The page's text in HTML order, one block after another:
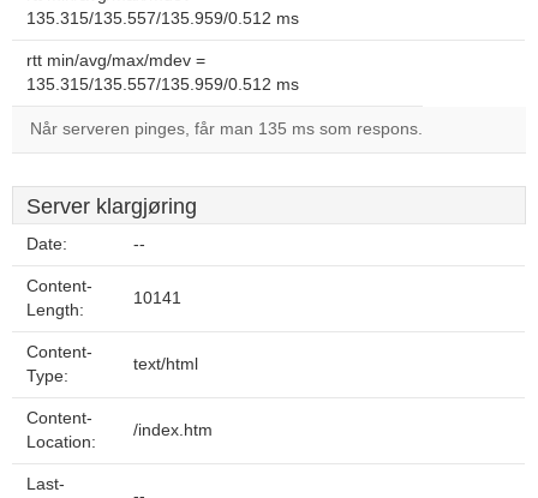
135.315/135.557/135.959/0.512 ms
rtt min/avg/max/mdev =
135.315/135.557/135.959/0.512 ms
Når serveren pinges, får man 135 ms som respons.
Server klargjøring
Date: --
Content-
Length:
10141
Content-
Type:
text/html
Content-
Location:
/index.htm
Last-